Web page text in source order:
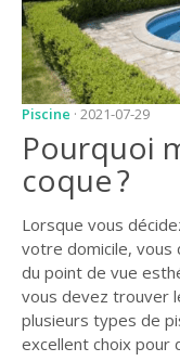
GUIDES
JARDIN
ENTRETIEN
PISCINE
ENTRETIEN
PARTENAIRES
LIGNE JARDIN
INFO PAYSAGISTE
GUIDE JARDIN ET
Piscine · 2021-07-29
Pourquoi
coque ?
Lorsque vous
votre domicile, vous
du point de vue
vous devez trouver
plusieurs types de
excellent choix pour